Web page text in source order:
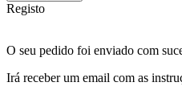
Registo
O seu pedido foi enviado com
Irá receber um email com as